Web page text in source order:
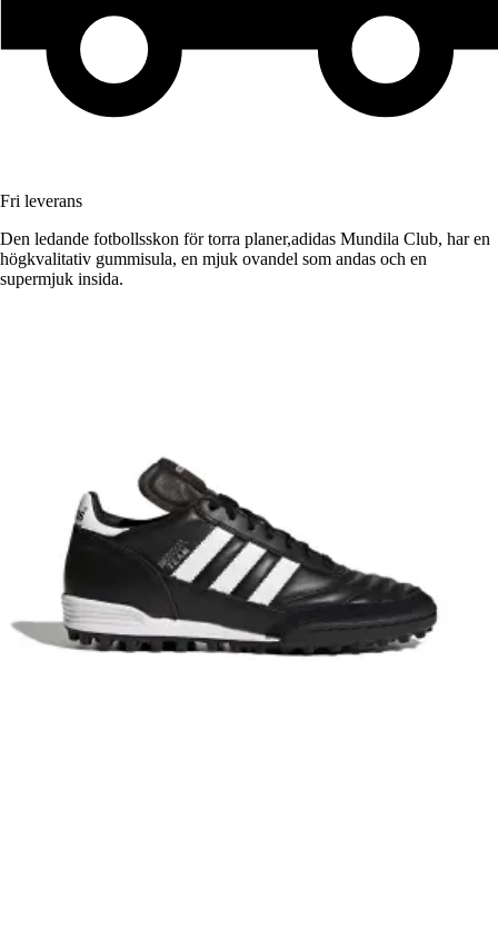
Fri leverans
Den ledande fotbollsskon för torra planer,adidas Mundila Club, har en
högkvalitativ gummisula, en mjuk ovandel som andas och en
supermjuk insida.